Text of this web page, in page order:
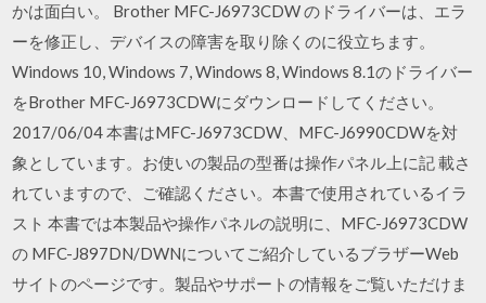
かは面白い。 Brother MFC-J6973CDW のドライバーは、エラ
ーを修正し、デバイスの障害を取り除くのに役立ちます。
Windows 10, Windows 7, Windows 8, Windows 8.1のドライバー
をBrother MFC-J6973CDWにダウンロードしてください。
2017/06/04 本書はMFC-J6973CDW、MFC-J6990CDWを対
象としています。お使いの製品の型番は操作パネル上に記 載さ
れていますので、ご確認ください。本書で使用されているイラ
スト 本書では本製品や操作パネルの説明に、MFC-J6973CDW
の MFC-J897DN/DWNについてご紹介しているブラザーWeb
サイトのページです。製品やサポートの情報をご覧いただけま